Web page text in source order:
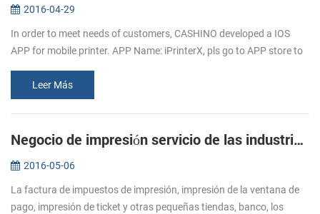
2016-04-29
In order to meet needs of customers, CASHINO developed a IOS
APP for mobile printer. APP Name: iPrinterX, pls go to APP store to
store. 2.Click ...
Leer Más
Negocio de impresión servicio de las industrias de mayor Alcista de la demanda de impresora de recibos
2016-05-06
La factura de impuestos de impresión, impresión de la ventana de
pago, impresión de ticket y otras pequeñas tiendas, banco, los